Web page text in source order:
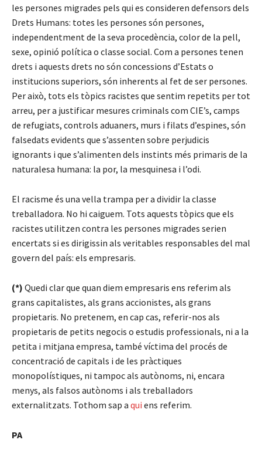
les persones migrades pels qui es consideren defensors dels
Drets Humans: totes les persones són persones,
independentment de la seva procedència, color de la pell,
sexe, opinió política o classe social. Com a persones tenen
drets i aquests drets no són concessions d’Estats o
institucions superiors, són inherents al fet de ser persones.
Per això, tots els tòpics racistes que sentim repetits per tot
arreu, per a justificar mesures criminals com CIE’s, camps
de refugiats, controls aduaners, murs i filats d’espines, són
falsedats evidents que s’assenten sobre perjudicis
ignorants i que s’alimenten dels instints més primaris de la
naturalesa humana: la por, la mesquinesa i l’odi.
El racisme és una vella trampa per a dividir la classe
treballadora. No hi caiguem. Tots aquests tòpics que els
racistes utilitzen contra les persones migrades serien
encertats si es dirigissin als veritables responsables del mal
govern del país: els empresaris.
(*) Quedi clar que quan diem empresaris ens referim als
grans capitalistes, als grans accionistes, als grans
propietaris. No pretenem, en cap cas, referir-nos als
propietaris de petits negocis o estudis professionals, ni a la
petita i mitjana empresa, també víctima del procés de
concentració de capitals i de les pràctiques
monopolístiques, ni tampoc als autònoms, ni, encara
menys, als falsos autònoms i als treballadors
externalitzats. Tothom sap a qui ens referim.
PA